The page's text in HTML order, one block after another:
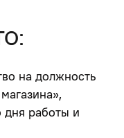
на должность
дня работы и